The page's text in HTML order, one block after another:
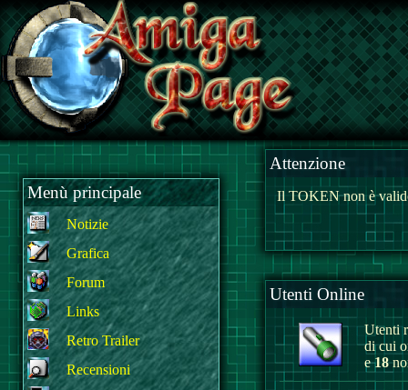
Menù principale
Notizie
Grafica
Forum
Links
Retro Trailer
Recensioni
Attenzione
Il TOKEN non è
Utenti Online
Utenti
di cui
e18